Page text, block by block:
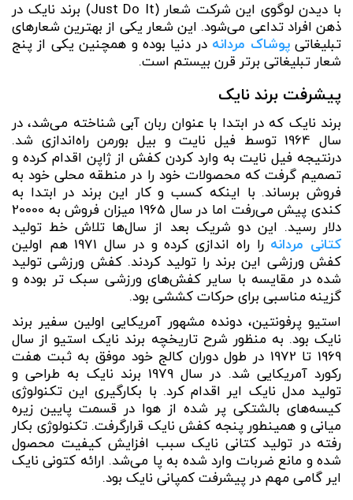
با دیدن لوگوی این شرکت شعار (Just Do It) برند نایک در
ذهن‌ افراد تداعی می‌شود. این شعار یکی از بهترین شعارهای
تبلیغاتی پوشاک مردانه در دنیا بوده و همچنین یکی از پنج
شعار تبلیغاتی برتر قرن بیستم است.
پیشرفت برند نایک
برند نایک که در ابتدا با عنوان ربان آبی شناخته می‌شد، در
سال 1964 توسط فیل نایت و بیل بورمن راه‌اندازی شد.
درنتیجه فیل نایت به وارد کردن کفش از ژاپن اقدام کرده و
تصمیم گرفت که محصولات خود را در منطقه محلی خود به
فروش برساند. با اینکه کسب‌ و کار این برند در ابتدا به
کندی پیش می‌رفت اما در سال 1965 میزان فروش به 20000
دلار رسید. این دو شریک بعد از سال‌ها تلاش خط تولید
کتانی مردانه
را راه‌ اندازی کرده و در سال 1971 هم اولین
کفش ورزشی این برند را تولید کردند. کفش ورزشی تولید
شده در مقایسه با سایر کفش‌های ورزشی سبک‌ تر بوده و
گزینه مناسبی برای حرکات کششی بود.
استیو پرفونتین، دونده‌ مشهور آمریکایی اولین سفیر برند
نایک بود. به منظور شرح تاریخچه برند نایک استیو از سال
1969 تا 1972 در طول دوران کالج خود موفق به ثبت هفت
رکورد آمریکایی شد. در سال 1979 برند نایک به طراحی و
تولید مدل نایک ایر اقدام کرد. با بکارگیری این تکنولوژی
کیسه‌های بالشتکی پر شده از هوا در قسمت پایین زیره
میانی و همینطور پنجه کفش نایک قرارگرفت. تکنولوژی بکار
رفته در تولید کتانی نایک سبب افزایش کیفیت محصول
شده و مانع ضربات وارد شده به پا می‌شد. ارائه کتونی نایک
ایر گامی مهم در پیشرفت کمپانی نایک بود.